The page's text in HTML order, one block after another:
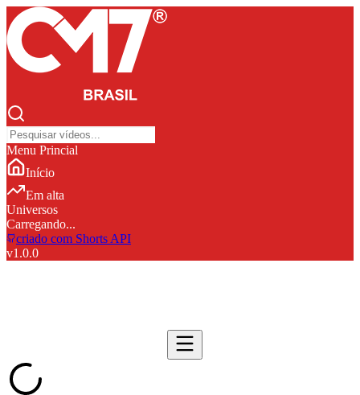
Menu Princial
Início
Em alta
Universos
Carregando...
criado com Shorts API
v1.0.0